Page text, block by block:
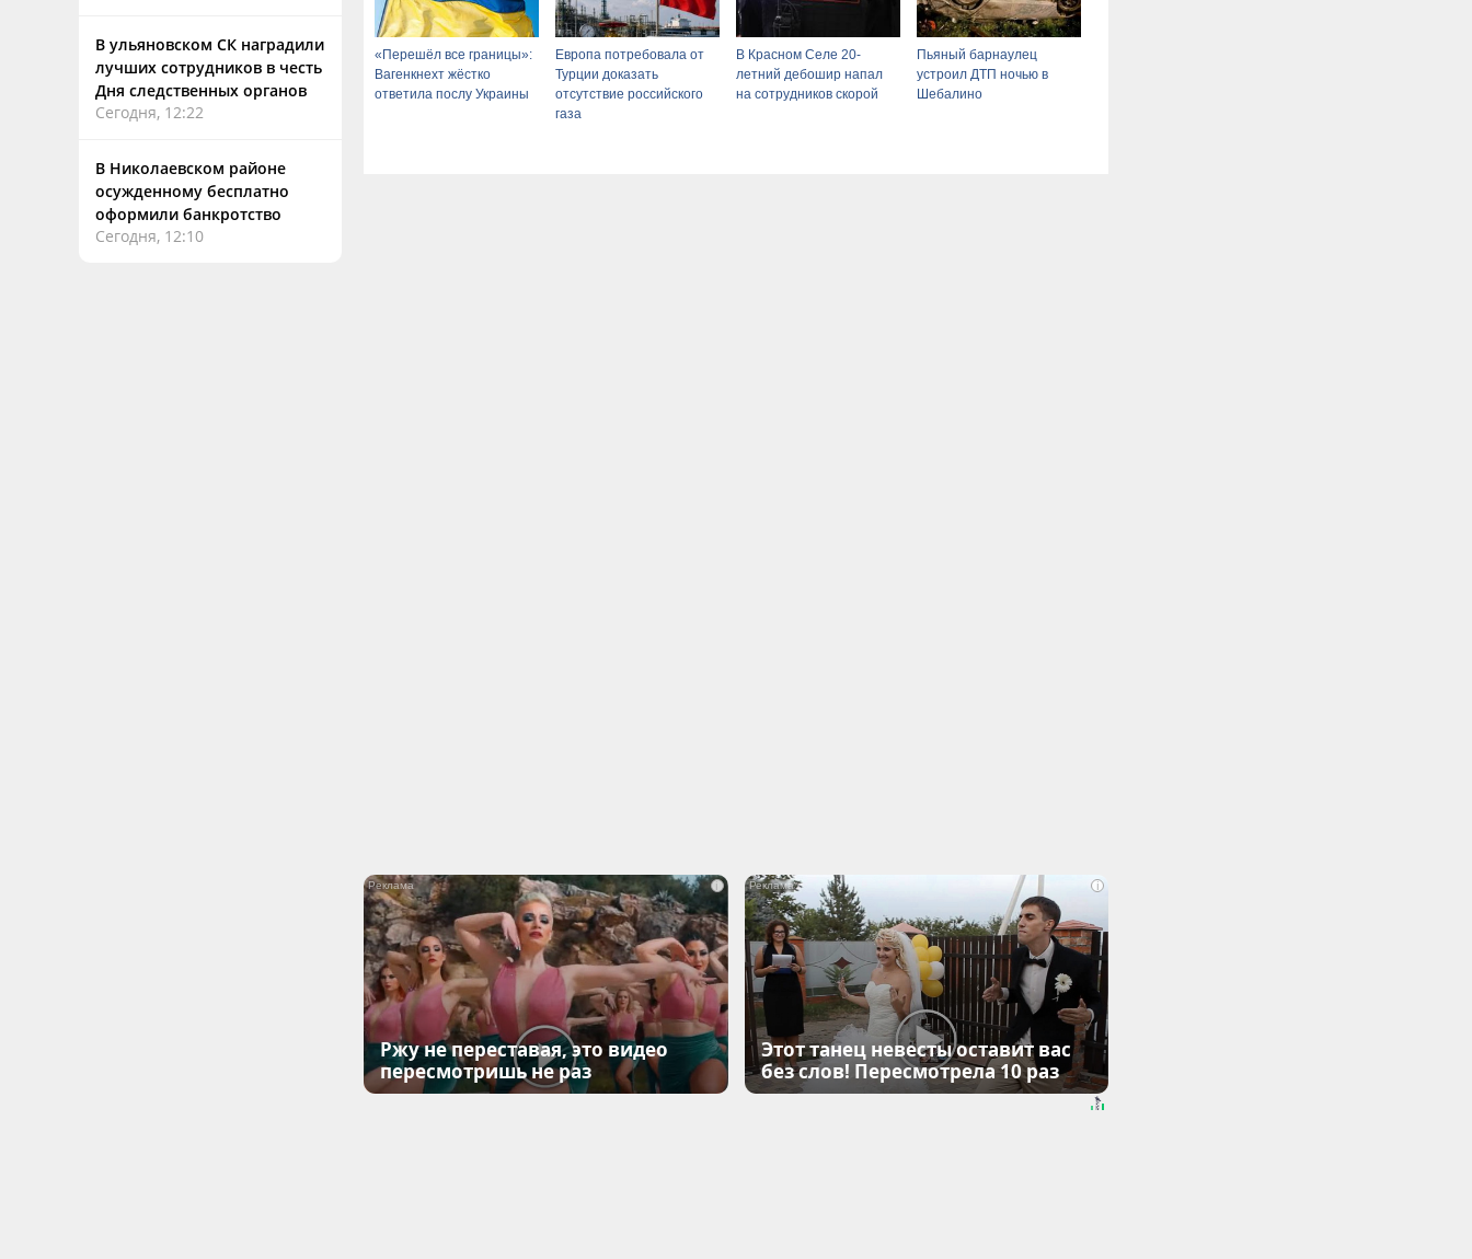
В ульяновском СК наградили
лучших сотрудников в честь
Дня следственных органов
Сегодня, 12:22
В Николаевском районе
осужденному бесплатно
оформили банкротство
Сегодня, 12:10
«Перешёл все границы»:
Вагенкнехт жёстко
ответила послу Украины
Европа потребовала от
Турции доказать
отсутствие российского
газа
В Красном Селе 20-
летний дебошир напал
на сотрудников скорой
Пьяный барнаулец
устроил ДТП ночью в
Шебалино
i
Ржу не переставая, это видео
пересмотришь не раз
i
Этот танец невесты оставит вас
без слов! Пересмотрела 10 раз